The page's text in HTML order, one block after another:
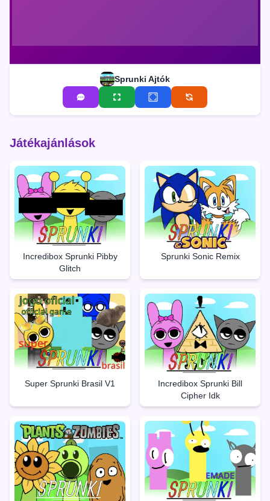
Sprunki Ajtók
Játékajánlások
Incredibox Sprunki Pibby
Glitch
Sprunki Sonic Remix
Super Sprunki Brasil V1
Incredibox Sprunki Bill
Cipher Idk